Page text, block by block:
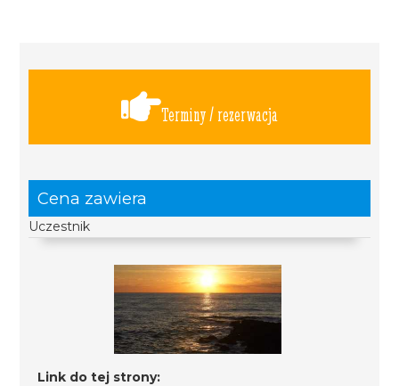
Terminy / rezerwacja
Cena zawiera
Uczestnik
Link do tej strony: